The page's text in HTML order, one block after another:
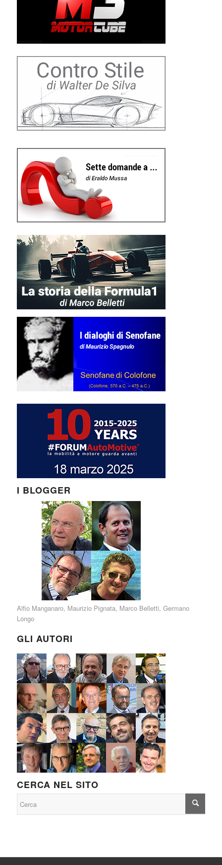
I BLOGGER
Alfio Manganaro, Maurizio Pignata, Marco Belletti, Germano
Longo
GLI AUTORI
CERCA NEL SITO